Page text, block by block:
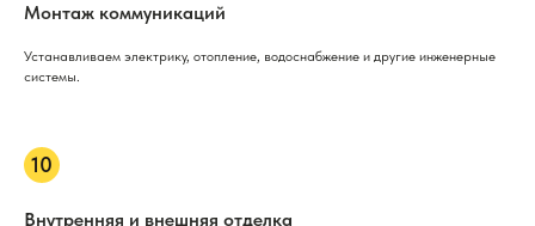
Монтаж коммуникаций
Устанавливаем электрику, отопление, водоснабжение и другие инженерные
системы.
Внутренняя и внешняя отделка